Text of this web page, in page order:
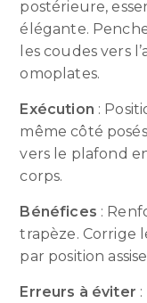
postérieure,
élégante.
les coudes vers
omoplates.
Exécution :
même côté
vers le plafond
corps.
Bénéfices :
trapèze. Corrige
par position
Erreurs à éviter :